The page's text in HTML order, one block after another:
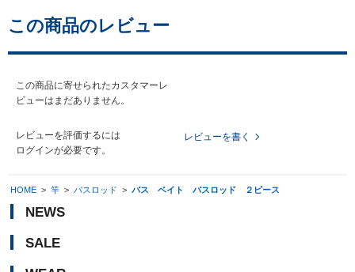
この商品のレビュー
この商品に寄せられたカスタマーレ
ビューはまだありません。
レビューを評価するには
ログインが必要です。
レビューを書く
HOME > 竿 > バスロッド > バス ベイト バスロッド ２ピース
NEWS
SALE